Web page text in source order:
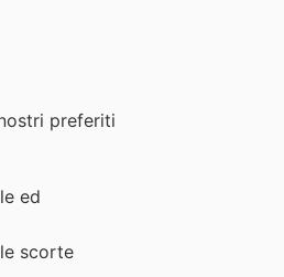
preferiti
ed
scorte